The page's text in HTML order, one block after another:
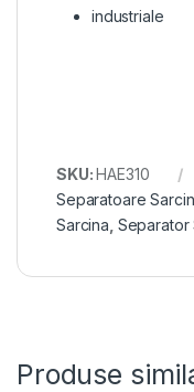
industriale
SKU:HAE310
Separatoare
Sarcina Separator
Produse